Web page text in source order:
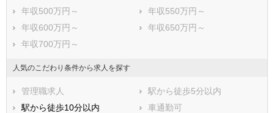
年収500万円～
年収550万円～
年収600万円～
年収650万円～
年収700万円～
人気のこだわり条件から求人を探す
管理職求人
駅から徒歩5分以内
駅から徒歩10分以内
車通勤可